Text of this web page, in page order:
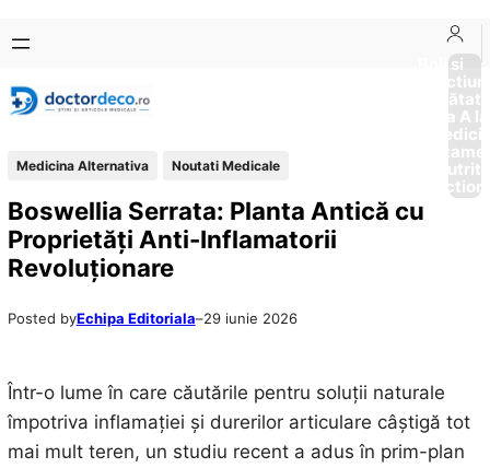
conținut
content
Boli si
Afectiuni
Sănătate
de la A
Medicina Alternativa Noutati Medicale
Boswellia Serrata: Planta Antică cu
Proprietăți Anti-Inflamatorii
Revoluționare
Posted byEchipa Editoriala–29 iunie 2026
Într-o lume în care căutările pentru soluții naturale
împotriva inflamației și durerilor articulare câștigă tot
mai mult teren, un studiu recent a adus în prim-plan